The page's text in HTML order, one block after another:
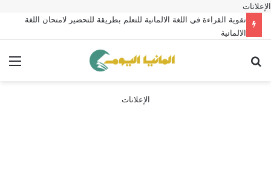
الإعلانات
تقوية القراءة في اللغة الالمانية للتعلم بطريقة للتحضير لامتحان اللغة
الالمانية
الإعلانات